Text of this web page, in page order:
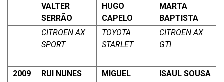
VALTER
SERRÃO
HUGO
CAPELO
MARTA
BAPTISTA
CITROEN AX
SPORT
TOYOTA
STARLET
CITROEN AX
GTI
2009 RUI NUNES
MIGUEL
ISAUL SOUSA